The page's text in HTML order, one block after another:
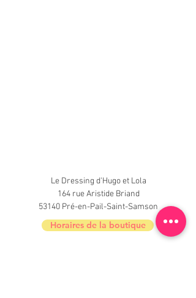
Le Dressing d'Hugo et Lola
164 rue Aristide Briand
53140 Pré-en-Pail-Saint-Samson
Horaires de la boutique